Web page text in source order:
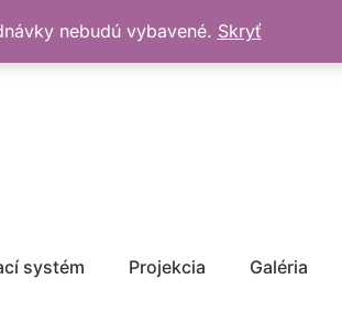
nebudú vybavené. Skryť
systém Projekcia Galéria